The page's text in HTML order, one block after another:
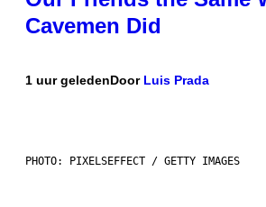
Cavemen Did
1 uur geledenDoor Luis Prada
PHOTO: PIXELSEFFECT / GETTY IMAGES